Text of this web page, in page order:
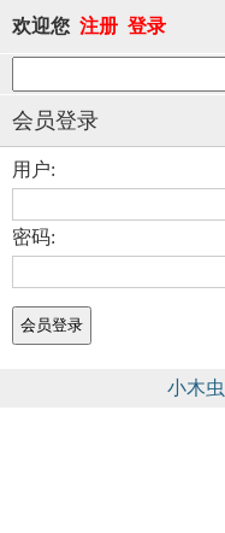
欢迎您 注册 登录
会员登录
用户:
密码:
小木虫